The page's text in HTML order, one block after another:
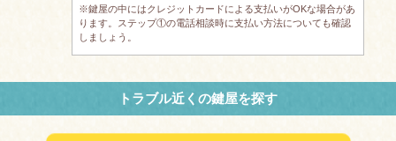
※鍵屋の中にはクレジットカードによる支払いがOKな場合があ
ります。ステップ①の電話相談時に支払い方法についても確認
しましょう。
トラブル近くの鍵屋を探す